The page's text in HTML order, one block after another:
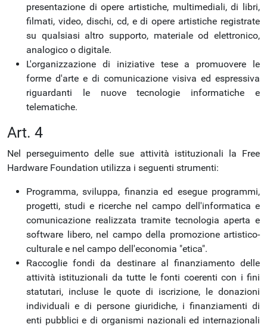
presentazione di opere artistiche, multimediali, di libri,
filmati, video, dischi, cd, e di opere artistiche registrate
su qualsiasi altro supporto, materiale od elettronico,
analogico o digitale.
L'organizzazione di iniziative tese a promuovere le
forme d'arte e di comunicazione visiva ed espressiva
riguardanti le nuove tecnologie informatiche e
telematiche.
Art. 4
Nel perseguimento delle sue attività istituzionali la Free
Hardware Foundation utilizza i seguenti strumenti:
Programma, sviluppa, finanzia ed esegue programmi,
progetti, studi e ricerche nel campo dell'informatica e
comunicazione realizzata tramite tecnologia aperta e
software libero, nel campo della promozione artistico-
culturale e nel campo dell'economia "etica".
Raccoglie fondi da destinare al finanziamento delle
attività istituzionali da tutte le fonti coerenti con i fini
statutari, incluse le quote di iscrizione, le donazioni
individuali e di persone giuridiche, i finanziamenti di
enti pubblici e di organismi nazionali ed internazionali